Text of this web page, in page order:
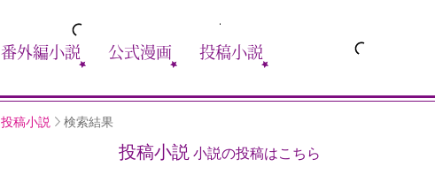
番外編小説 公式漫画 投稿小説
投稿小説 検索結果
投稿小説 小説の投稿はこちら